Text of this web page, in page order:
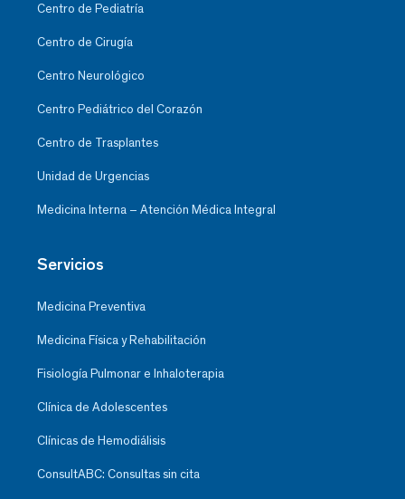
Centro de Pediatría
Centro de Cirugía
Centro Neurológico
Centro Pediátrico del Corazón
Centro de Trasplantes
Unidad de Urgencias
Medicina Interna – Atención Médica Integral
Servicios
Medicina Preventiva
Medicina Física y Rehabilitación
Fisiología Pulmonar e Inhaloterapia
Clínica de Adolescentes
Clínicas de Hemodiálisis
ConsultABC: Consultas sin cita